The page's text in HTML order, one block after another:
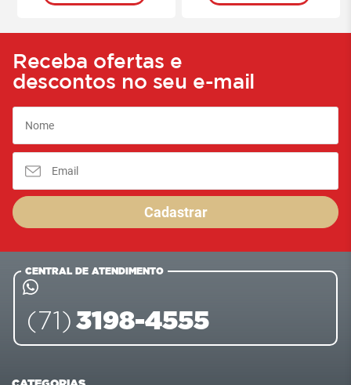
Receba ofertas e
descontos no seu e-mail
Cadastrar
CENTRAL DE ATENDIMENTO
(71) 3198-4555